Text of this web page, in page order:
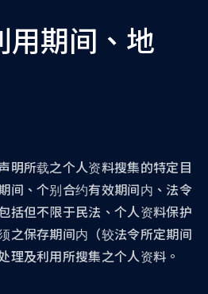
用期间、地
明所载之个人资料搜集的特定目
间、个别合约有效期间内、法令
括但不限于民法、个人资料保护
之保存期间内（较法令所定期间
理及利用所搜集之个人资料。